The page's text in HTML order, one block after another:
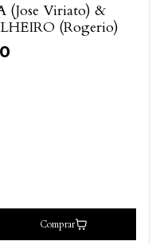
(Jose Viriato) &
(Rogerio)
Comprar